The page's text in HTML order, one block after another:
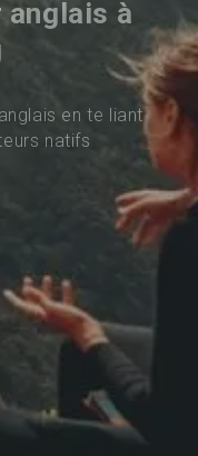
anglais à
en te liant
natifs